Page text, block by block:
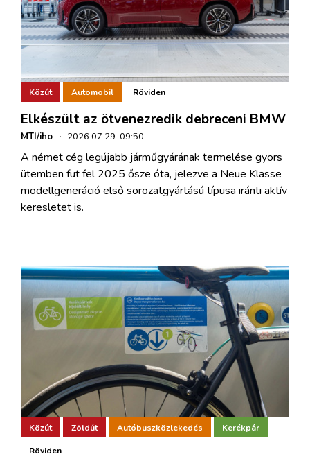
Közút Automobil Röviden
Elkészült az ötvenezredik debreceni BMW
MTI/iho · 2026.07.29. 09:50
A német cég legújabb járműgyárának termelése gyors
ütemben fut fel 2025 ősze óta, jelezve a Neue Klasse
modellgeneráció első sorozatgyártású típusa iránti aktív
keresletet is.
Közút Zöldút Autóbuszközlekedés Kerékpár
Röviden